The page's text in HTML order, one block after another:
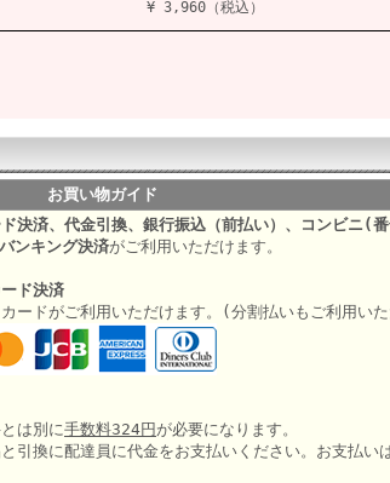
¥ 3,960（税込）
お買い物ガイド
決済、代金引換、銀行振込（前払い）、コンビニ(
ンキング決済がご利用いただけます。
ド決済
ードがご利用いただけます。(分割払いもご利用い
は別に手数料324円 が必要になります。
引換に配達員に代金をお支払いください。お支払い